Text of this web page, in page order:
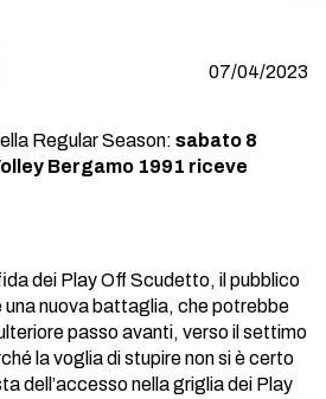
07/04/2023
Regular Season: sabato 8
Bergamo 1991 riceve
dei Play Off Scudetto, il pubblico
nuova battaglia, che potrebbe
passo avanti, verso il settimo
la voglia di stupire non si è certo
dell’accesso nella griglia dei Play